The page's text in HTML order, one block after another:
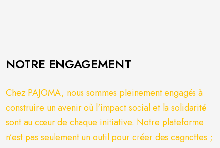
NOTRE ENGAGEMENT
Chez PAJOMA, nous sommes pleinement engagés à
construire un avenir où l'impact social et la solidarité
sont au cœur de chaque initiative. Notre plateforme
n’est pas seulement un outil pour créer des cagnottes ;